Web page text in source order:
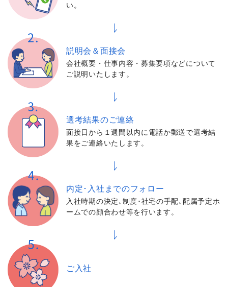
い。
説明会＆面接会
会社概要・仕事内容・募集要項などについて
ご説明いたします。
選考結果のご連絡
面接日から１週間以内に電話か郵送で選考結
果をご連絡いたします。
内定･入社までのフォロー
入社時期の決定､制度･社宅の手配､配属予定ホ
ームでの顔合わせ等を行います。
ご入社